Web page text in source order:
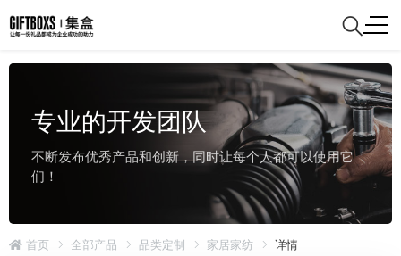
专业的开发团队
不断发布优秀产品和创新，同时让每个人都可以使用它
们！
首页 全部产品 品类定制 家居家纺 详情